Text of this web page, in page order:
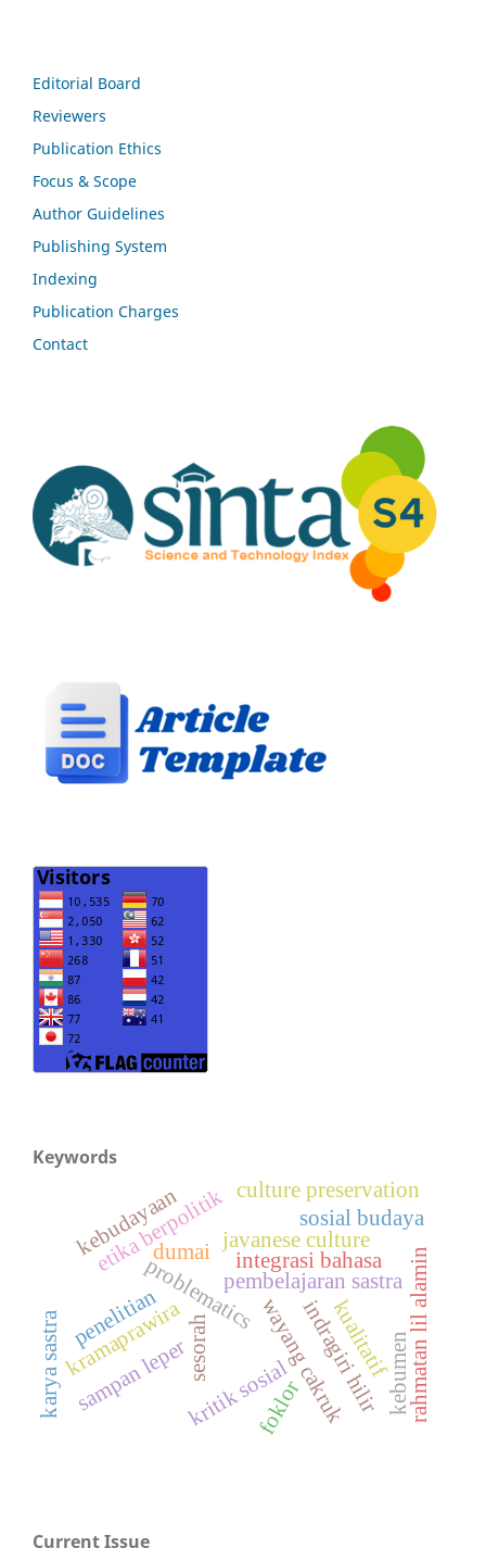
Editorial Board
Reviewers
Publication Ethics
Focus & Scope
Author Guidelines
Publishing System
Indexing
Publication Charges
Contact
Keywords
problematicspembelajaran sastra
sesorah wayang cakruk
kritik sosial
integrasi bahasa
kramaprawira
javanese culture
indragiri hilir
sosial budaya
sampan leper kualitatif
penelitian
dumai rahmatan lil alamin
etika berpolitik
kebudayaan
karya sastra
culture preservation
foklor kebumen
Current Issue